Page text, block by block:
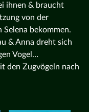
ihnen & braucht
von der
bekommen.
& Anna dreht sich
Vogel…
den Zugvögeln nach